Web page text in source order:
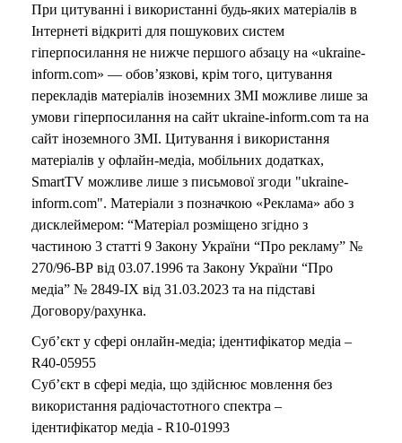
При цитуванні і використанні будь-яких матеріалів в
Інтернеті відкриті для пошукових систем
гіперпосилання не нижче першого абзацу на «ukraine-
inform.com» — обов’язкові, крім того, цитування
перекладів матеріалів іноземних ЗМІ можливе лише за
умови гіперпосилання на сайт ukraine-inform.com та на
сайт іноземного ЗМІ. Цитування і використання
матеріалів у офлайн-медіа, мобільних додатках,
SmartTV можливе лише з письмової згоди "ukraine-
inform.com". Матеріали з позначкою «Реклама» або з
дисклеймером: “Матеріал розміщено згідно з
частиною 3 статті 9 Закону України “Про рекламу” №
270/96-ВР від 03.07.1996 та Закону України “Про
медіа” № 2849-IX від 31.03.2023 та на підставі
Договору/рахунка.
Суб’єкт у сфері онлайн-медіа; ідентифікатор медіа –
R40-05955
Суб’єкт в сфері медіа, що здійснює мовлення без
використання радіочастотного спектра –
ідентифікатор медіа - R10-01993